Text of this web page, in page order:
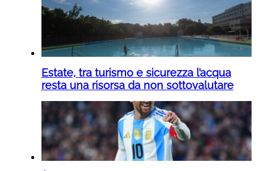
Estate, tra turismo e sicurezza l’acqua
resta una risorsa da non sottovalutare